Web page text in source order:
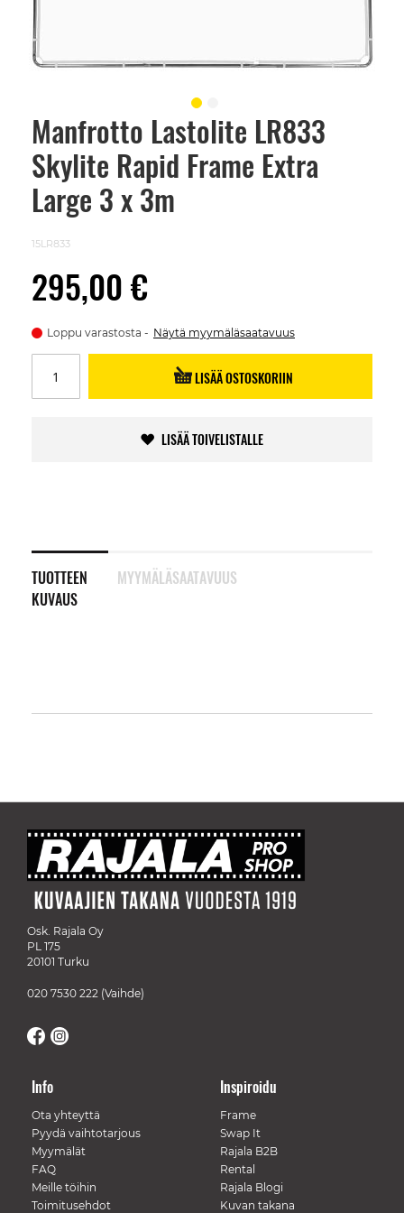
Manfrotto Lastolite LR833
Skylite Rapid Frame Extra
Large 3 x 3m
15LR833
295,00 €
Loppu varastosta Näytä myymäläsaatavuus
LISÄÄ OSTOSKORIIN
LISÄÄ TOIVELISTALLE
TUOTTEEN
KUVAUS
MYYMÄLÄSAATAVUUS
Skip
beginning
images
Osk. Rajala Oy
PL 175
20101 Turku
020 7530 222 (Vaihde)
Info
Ota yhteyttä
Pyydä vaihtotarjous
Myymälät
FAQ
Meille töihin
Toimitusehdot
Inspiroidu
Frame
Swap It
Rajala B2B
Rental
Rajala Blogi
Kuvan takana